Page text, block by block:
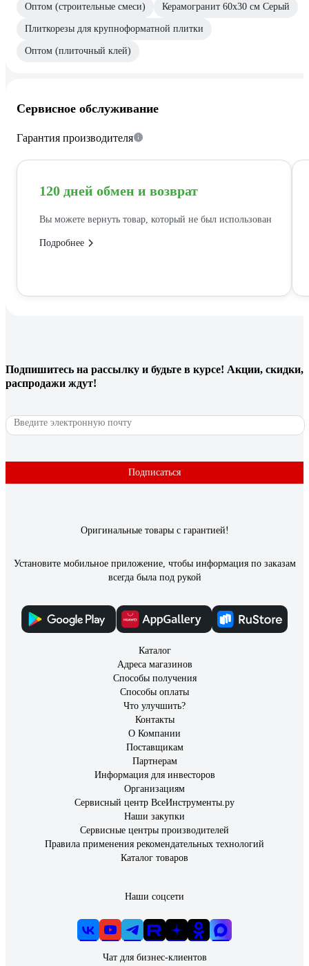
Оптом (строительные смеси) Керамогранит 60х30 см Серый
Плиткорезы для крупноформатной плитки
Оптом (плиточный клей)
Сервисное обслуживание
Гарантия производителя
120 дней обмен и возврат
Вы можете вернуть товар, который не был использован
Подробнее
Подпишитесь на рассылку и будьте в курсе! Акции, скидки,
распродажи ждут!
Подписаться
Оригинальные товары с гарантией!
Установите мобильное приложение, чтобы информация по заказам
всегда была под рукой
Каталог
Адреса магазинов
Способы получения
Способы оплаты
Что улучшить?
Контакты
О Компании
Поставщикам
Партнерам
Информация для инвесторов
Организациям
Сервисный центр ВсеИнструменты.ру
Наши закупки
Сервисные центры производителей
Правила применения рекомендательных технологий
Каталог товаров
Наши соцсети
Чат для бизнес-клиентов